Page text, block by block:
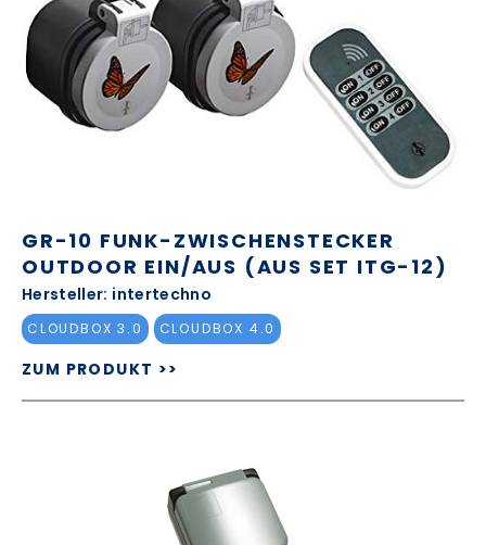
GR-10 FUNK-ZWISCHENSTECKER
OUTDOOR EIN/AUS (AUS SET ITG-12)
Hersteller: intertechno
CLOUDBOX 3.0 CLOUDBOX 4.0
ZUM PRODUKT >>